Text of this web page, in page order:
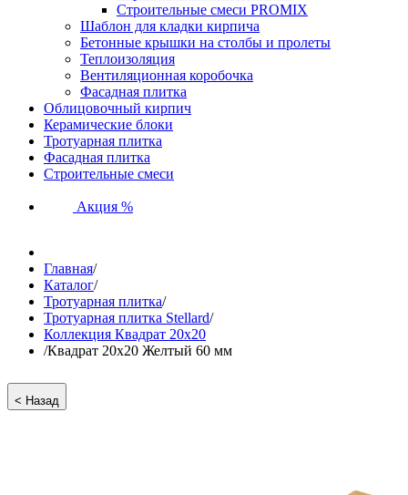
Строительные смеси PROMIX
Шаблон для кладки кирпича
Бетонные крышки на столбы и пролеты
Теплоизоляция
Вентиляционная коробочка
Фасадная плитка
Облицовочный кирпич
Керамические блоки
Тротуарная плитка
Фасадная плитка
Строительные смеси
Акция %
Главная/
Каталог/
Тротуарная плитка/
Тротуарная плитка Stellard/
Коллекция Квадрат 20х20
/Квадрат 20х20 Желтый 60 мм